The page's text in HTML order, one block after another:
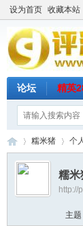
设为首页 收藏本站
论坛 精英
›
糯米猪 个
糯米
http://
主题